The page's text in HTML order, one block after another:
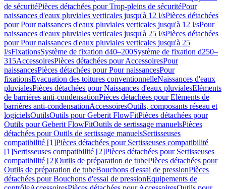
de sécuritéPièces détachées pour Trop-pleins de sécuritéPour
naissances d'eaux pluviales verticales jusqu'à 12 l/sPièces détachées
pour Pour naissances d'eaux pluviales verticales jusqu'à 12 l/sPour
naissances d'eaux pluviales verticales jusqu'à 25 l/sPièces détachées
pour Pour naissances d'eaux pluviales verticales jusqu'à 25
l/sFixationsSystème de fixation d40–200Système de fixation d250–
315AccessoiresPièces détachées pour AccessoiresPour
naissancesPièces détachées pour Pour naissancesPour
fixationsEvacuation des toitures conventionnelleNaissances d'eaux
pluvialesPièces détachées pour Naissances d'eaux pluvialesEléments
de barrières anti-condensationPièces détachées pour Eléments de
barrières anti-condensationAccessoiresOutils, composants réseau et
logicielsOutilsOutils pour Geberit FlowFitPièces détachées pour
Outils pour Geberit FlowFitOutils de sertissage manuelsPièces
détachées pour Outils de sertissage manuelsSertisseuses
compatibilité [1]Pièces détachées pour Sertisseuses compatibilité
[1]Sertisseuses compatibilité [2]Pièces détachées pour Sertisseuses
compatibilité [2]Outils de préparation de tubePièces détachées pour
Outils de préparation de tubeBouchons d'essai de pressionPièces
détachées pour Bouchons d'essai de pressionEquipements de